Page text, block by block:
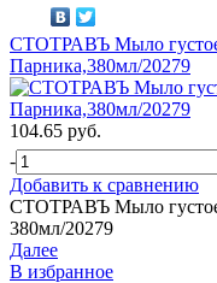
СТОТРАВЪ Мыло густое
Парника,380мл/20279
104.65 руб.
-
Добавить к сравнению
СТОТРАВЪ Мыло густое
380мл/20279
Далее
В избранное